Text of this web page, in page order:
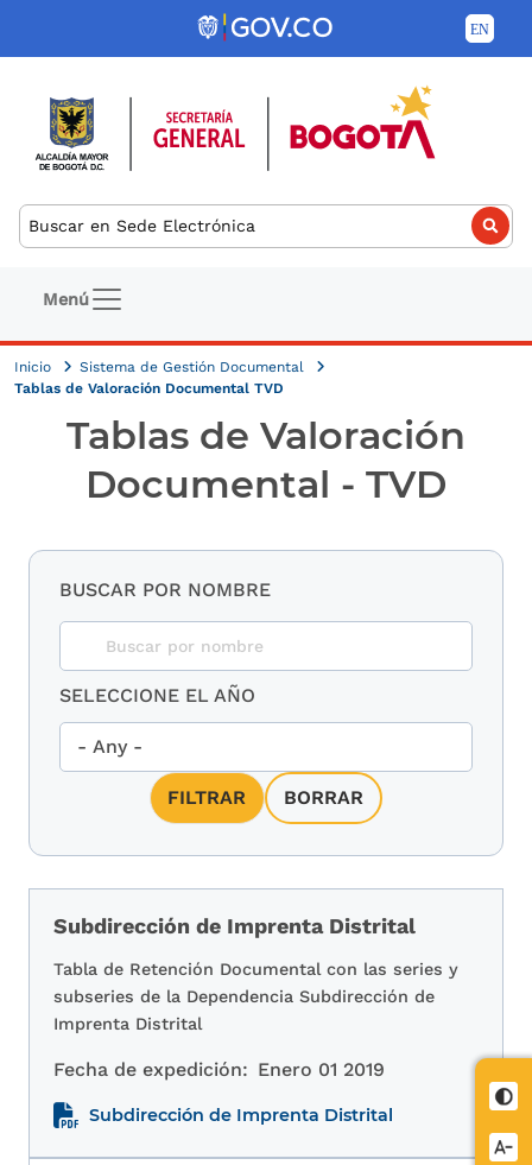
Pasar al contenido principal
Buscar
Navegación principal
Menú
Inicio
Sistema de Gestión Documental
Tablas de Valoración Documental TVD
Tablas de Valoración
Documental - TVD
BUSCAR POR NOMBRE
SELECCIONE EL AÑO
Subdirección de Imprenta Distrital
Tabla de Retención Documental con las series y
subseries de la Dependencia Subdirección de
Imprenta Distrital
Fecha de expedición: Enero 01 2019
Subdirección de Imprenta Distrital